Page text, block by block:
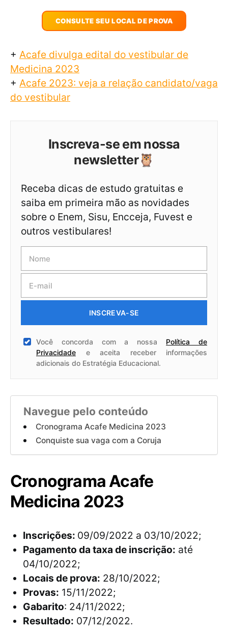
CONSULTE SEU LOCAL DE PROVA
+ Acafe divulga edital do vestibular de
Medicina 2023
+ Acafe 2023: veja a relação candidato/vaga
do vestibular
Inscreva-se em nossa
newsletter🦉
Receba dicas de estudo gratuitas e
saiba em primeira mão as novidades
sobre o Enem, Sisu, Encceja, Fuvest e
outros vestibulares!
INSCREVA-SE
Você concorda com a nossa Política de
Privacidade e aceita receber informações
adicionais do Estratégia Educacional.
Navegue pelo conteúdo
Cronograma Acafe Medicina 2023
Conquiste sua vaga com a Coruja
Cronograma Acafe
Medicina 2023
Inscrições: 09/09/2022 a 03/10/2022;
Pagamento da taxa de inscrição: até
04/10/2022;
Locais de prova: 28/10/2022;
Provas: 15/11/2022;
Gabarito: 24/11/2022;
Resultado: 07/12/2022.